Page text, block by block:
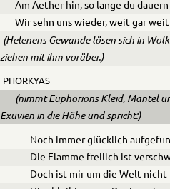
Am Aether hin, so lange du
Wir sehn uns wieder, weit gar
(Helenens Gewande lösen sich in
ziehen mit ihm vorüber.)
PHORKYAS
(nimmt Euphorions Kleid, Mantel
Exuvien in die Höhe und spricht:)
Noch immer glücklich
Die Flamme freilich ist
Doch ist mir um die Welt nicht